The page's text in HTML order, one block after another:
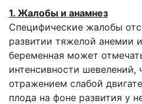
1. Жалобы и анамнез
Специфические жалобы
развитии тяжелой анемии
беременная может
интенсивности шевелений,
отражением слабой
плода на фоне развития у